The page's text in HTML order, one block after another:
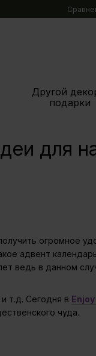
Другой
подарки
для
огромное
адвент
ведь в данном
т.д. Сегодня в
чуда.